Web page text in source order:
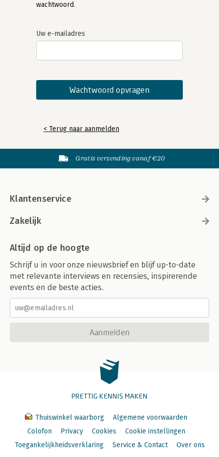
wachtwoord.
Uw e-mailadres
< Terug naar aanmelden
Gratis verzending vanaf €20
Klantenservice
Zakelijk
Altijd op de hoogte
Schrijf u in voor onze nieuwsbrief en blijf up-to-date
met relevante interviews en recensies, inspirerende
events en de beste acties.
Aanmelden
PRETTIG KENNIS MAKEN
Thuiswinkel waarborg
Algemene voorwaarden
Colofon
Privacy Cookies
Cookie instellingen
Toegankelijkheidsverklaring
Service & Contact Over ons